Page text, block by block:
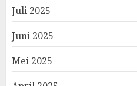
Juli 2025
Juni 2025
Mei 2025